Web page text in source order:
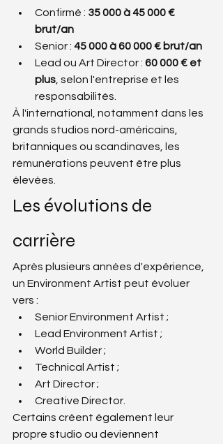
Confirmé : 35 000 à 45 000 €
brut/an
Senior : 45 000 à 60 000 € brut/an
Lead ou Art Director : 60 000 € et
plus , selon l'entreprise et les
responsabilités.
À l'international, notamment dans les
grands studios nord-américains,
britanniques ou scandinaves, les
rémunérations peuvent être plus
élevées.
Les évolutions de
carrière
Après plusieurs années d'expérience,
un Environment Artist peut évoluer
vers :
Senior Environment Artist ;
Lead Environment Artist ;
World Builder ;
Technical Artist ;
Art Director ;
Creative Director.
Certains créent également leur
propre studio ou deviennent